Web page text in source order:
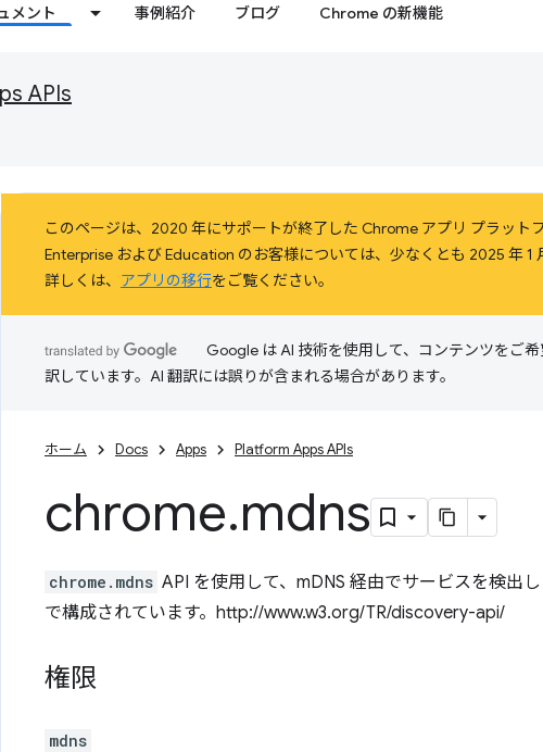
メント 事例紹介 ブログ Chrome の新機能
APIs
このページは、2020 年にサポートが終了した Chrome アプリ プラット
Enterprise および Education のお客様については、少なくとも 2025 年 1
詳しくは、 アプリの移行をご覧ください。
Google は AI 技術を使用して、コンテンツをご
訳しています。AI 翻訳には誤りが含まれる場合があります。
ホーム Docs Apps Platform Apps APIs
chrome.mdns
chrome.mdns API を使用して、mDNS 経由でサービスを検出
で構成されています。http://www.w3.org/TR/discovery-api/
権限
mdns